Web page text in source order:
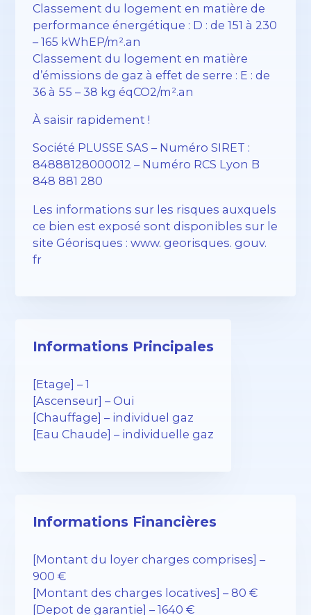
Classement du logement en matière de
performance énergétique : D : de 151 à 230
– 165 kWhEP/m².an
Classement du logement en matière
d’émissions de gaz à effet de serre : E : de
36 à 55 – 38 kg éqCO2/m².an
À saisir rapidement !
Société PLUSSE SAS – ​​Numéro SIRET :
84888128000012 – Numéro RCS Lyon B
848 881 280
Les informations sur les risques auxquels
ce bien est exposé sont disponibles sur le
site Géorisques : www. georisques. gouv.
fr
Informations Principales
[Etage] – 1
[Ascenseur] – Oui
[Chauffage] – individuel gaz
[Eau Chaude] – individuelle gaz
Informations Financières
[Montant du loyer charges comprises] –
900 €
[Montant des charges locatives] – 80 €
[Depot de garantie] – 1640 €